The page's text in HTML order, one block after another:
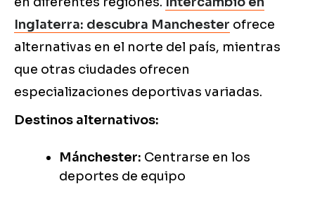
Inglaterra: descubra Manchester ofrece
alternativas en el norte del país, mientras
que otras ciudades ofrecen
especializaciones deportivas variadas.
Destinos alternativos:
Mánchester: Centrarse en los
deportes de equipo